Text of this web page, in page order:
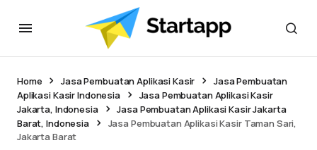
Home Jasa Pembuatan Aplikasi Kasir
Jasa Pembuatan
Aplikasi Kasir Indonesia
Jasa Pembuatan Aplikasi Kasir
Jakarta, Indonesia
Jasa Pembuatan Aplikasi Kasir Jakarta
Barat, Indonesia
Jasa Pembuatan Aplikasi Kasir Taman Sari,
Jakarta Barat